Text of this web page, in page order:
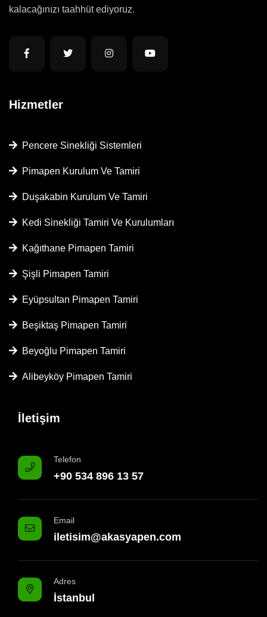
kalacağınızı taahhüt ediyoruz.
Hizmetler
Pencere Sinekliği Sistemleri
Pimapen Kurulum Ve Tamiri
Duşakabin Kurulum Ve Tamiri
Kedi Sinekliği Tamiri Ve Kurulumları
Kağıthane Pimapen Tamiri
Şişli Pimapen Tamiri
Eyüpsultan Pimapen Tamiri
Beşiktaş Pimapen Tamiri
Beyoğlu Pimapen Tamiri
Alibeyköy Pimapen Tamiri
İletişim
Telefon
+90 534 896 13 57
Email
iletisim@akasyapen.com
Adres
İstanbul